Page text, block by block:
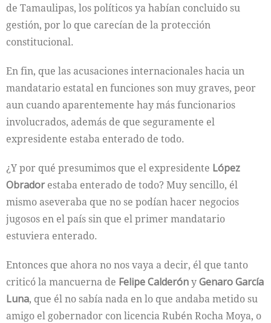
de Tamaulipas, los políticos ya habían concluido su
gestión, por lo que carecían de la protección
constitucional.
En fin, que las acusaciones internacionales hacia un
mandatario estatal en funciones son muy graves, peor
aun cuando aparentemente hay más funcionarios
involucrados, además de que seguramente el
expresidente estaba enterado de todo.
¿Y por qué presumimos que el expresidente López
Obradorestaba enterado de todo? Muy sencillo, él
mismo aseveraba que no se podían hacer negocios
jugosos en el país sin que el primer mandatario
estuviera enterado.
Entonces que ahora no nos vaya a decir, él que tanto
criticó la mancuerna de Felipe CalderónyGenaro García
Luna, que él no sabía nada en lo que andaba metido su
amigo el gobernador con licencia Rubén Rocha Moya, o